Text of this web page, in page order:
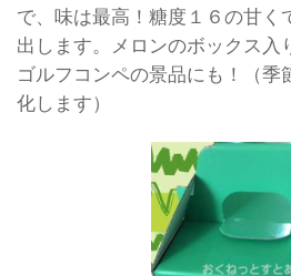
で、味は最高！糖度１６の甘く
出します。メロンのボックス入
ゴルフコンペの景品にも！（季
化します）